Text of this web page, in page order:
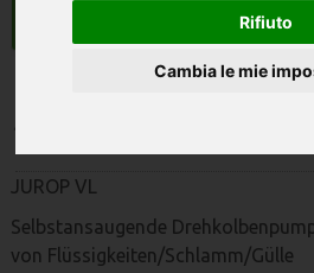
Rifiuto
Cambia le mie
JUROP VL
Selbstansaugende
von Flüssigkeiten/Schlamm/Gülle